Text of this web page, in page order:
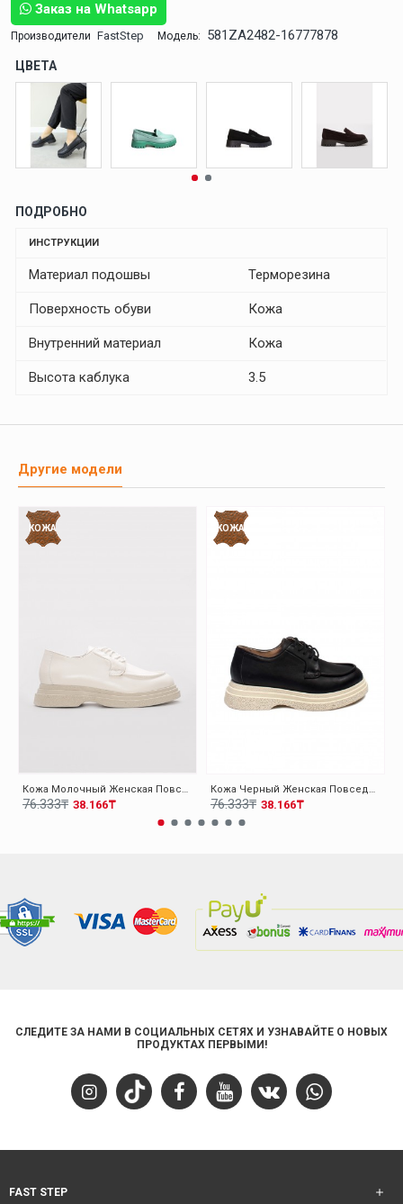
Заказ на Whatsapp
Производители FastStep Модель: 581ZA2482-16777878
ЦВЕТА
ПОДРОБНО
ИНСТРУКЦИИ
Материал подошвы Терморезина
Поверхность обуви Кожа
Внутренний материал Кожа
Высота каблука 3.5
Другие модели
КОЖА
Кожа Молочный Женская Повседневная Обувь 009ZA0151
38.166₸
76.333₸
КОЖА
Кожа Черный Женская Повседневная Обувь 009ZA0151
38.166₸
76.333₸
СЛЕДИТЕ ЗА НАМИ В СОЦИАЛЬНЫХ СЕТЯХ И УЗНАВАЙТЕ О НОВЫХ
ПРОДУКТАХ ПЕРВЫМИ!
FAST STEP